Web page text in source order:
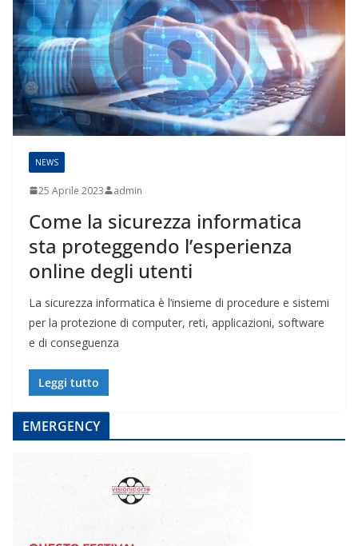
NEWS
25 Aprile 2023 admin
Come la sicurezza informatica
sta proteggendo l’esperienza
online degli utenti
La sicurezza informatica è l’insieme di procedure e sistemi
per la protezione di computer, reti, applicazioni, software
e di conseguenza
Leggi tutto
EMERGENCY